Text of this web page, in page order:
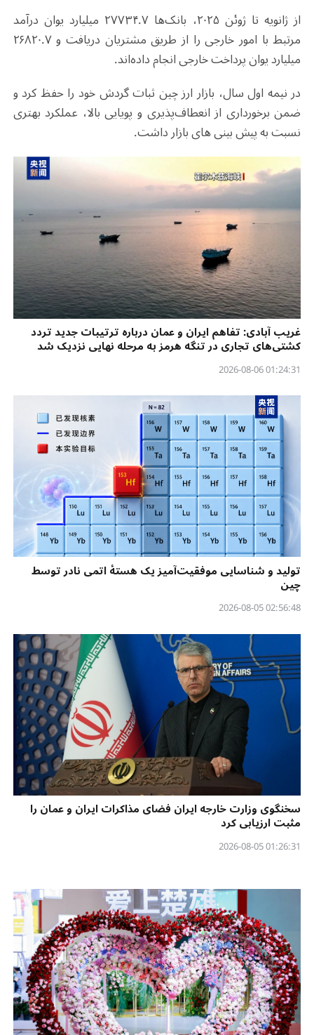
از ژانویه تا ژوئن ۲۰۲۵، بانک‌ها ۲۷۷۳۴.۷ میلیارد یوان درآمد
مرتبط با امور خارجی را از طریق مشتریان دریافت و ۲۶۸۲۰.۷
میلیارد یوان پرداخت خارجی انجام داده‌اند.
در نیمه اول سال، بازار ارز چین ثبات گردش خود را حفظ کرد و
ضمن برخورداری از انعطاف‌پذیری و پویایی بالا، عملکرد بهتری
نسبت به پیش بینی های بازار داشت.
غریب آبادی: تفاهم ایران و عمان درباره ترتیبات جدید تردد
کشتی‌های تجاری در تنگه هرمز به مرحله نهایی نزدیک شد
01:24:31 2026-08-06
تولید و شناسایی موفقیت‌آمیز یک هستهٔ اتمی نادر توسط
چین
02:56:48 2026-08-05
سخنگوی وزارت خارجه ایران فضای مذاکرات ایران و عمان را
مثبت ارزیابی کرد
01:26:31 2026-08-05